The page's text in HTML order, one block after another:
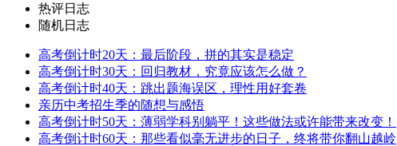
热评日志
随机日志
高考倒计时20天：最后阶段，拼的其实是稳定
高考倒计时30天：回归教材，究竟应该怎么做？
高考倒计时40天：跳出题海误区，理性用好套卷
亲历中考招生季的随想与感悟
高考倒计时50天：薄弱学科别躺平！这些做法或许能带来改变！
高考倒计时60天：那些看似毫无进步的日子，终将带你翻山越岭